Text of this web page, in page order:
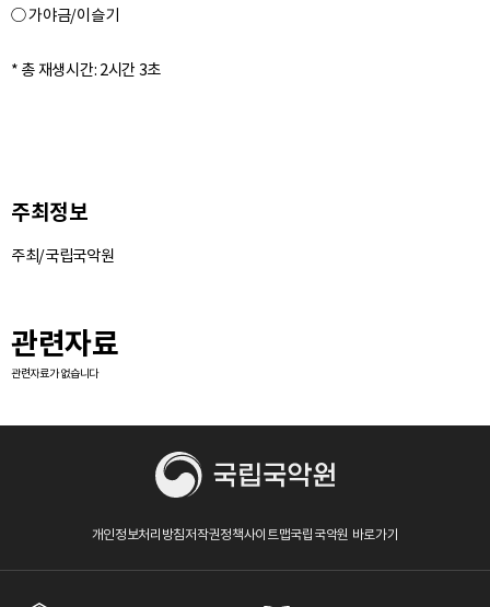
○ 가야금/이슬기
주최정보
주최/국립국악원
관련자료
관련자료가 없습니다
개인정보처리방침저작권정책사이트맵국립국악원 바로가기